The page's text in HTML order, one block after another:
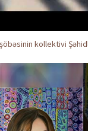
kollektivi